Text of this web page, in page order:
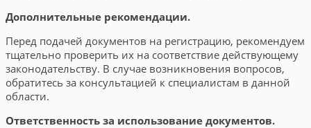
Дополнительные рекомендации.
Перед подачей документов на регистрацию, рекомендуем
тщательно проверить их на соответствие действующему
законодательству. В случае возникновения вопросов,
обратитесь за консультацией к специалистам в данной
области.
Ответственность за использование документов.